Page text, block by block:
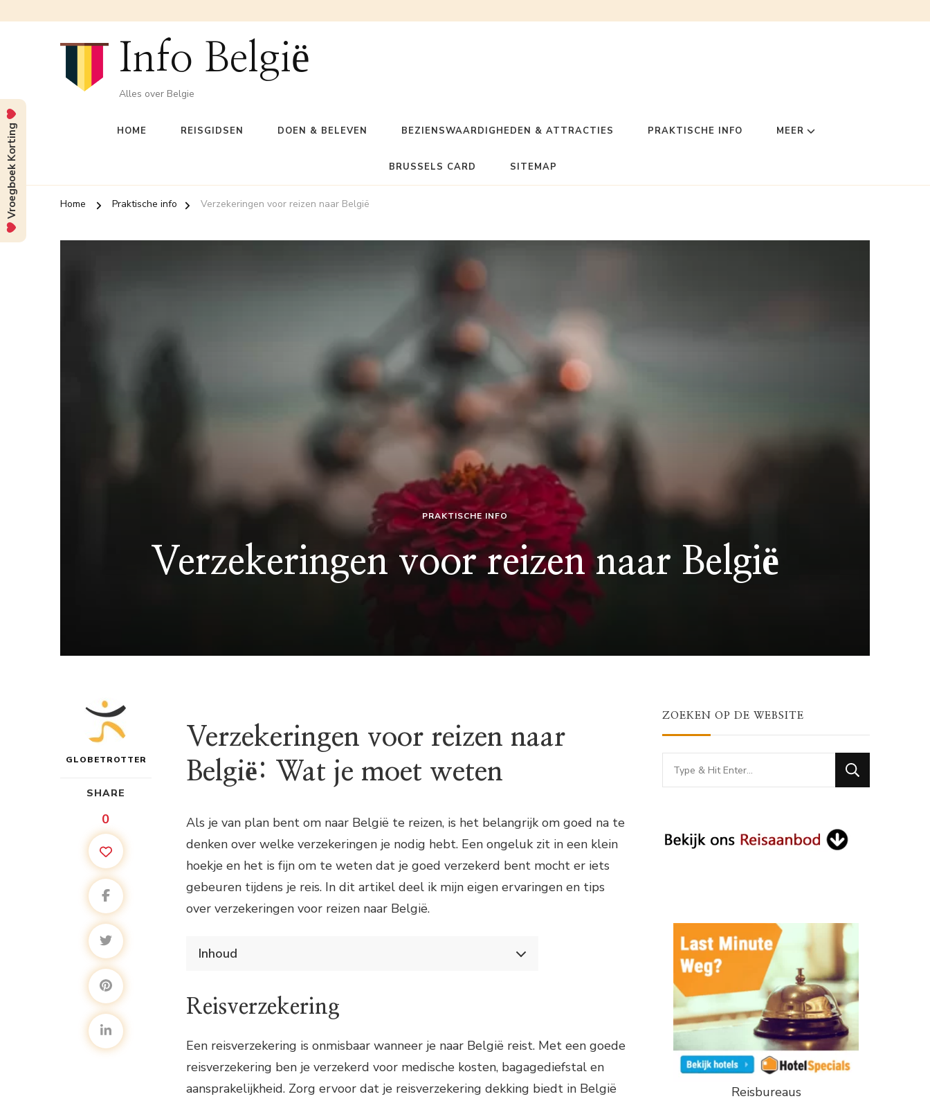
Info België
Alles over Belgie
HOME REISGIDSEN DOEN & BELEVEN BEZIENSWAARDIGHEDEN & ATTRACTIES PRAKTISCHE INFO MEER
BRUSSELS CARD SITEMAP
Home Praktische info Verzekeringen voor reizen naar België
PRAKTISCHE INFO
Verzekeringen voor reizen naar België
GLOBETROTTER
SHARE
0
Verzekeringen voor reizen naar
België: Wat je moet weten
Als je van plan bent om naar België te reizen, is het belangrijk om goed na te
denken over welke verzekeringen je nodig hebt. Een ongeluk zit in een klein
hoekje en het is fijn om te weten dat je goed verzekerd bent mocht er iets
gebeuren tijdens je reis. In dit artikel deel ik mijn eigen ervaringen en tips
over verzekeringen voor reizen naar België.
Inhoud
Reisverzekering
Medische kosten
Annuleringsverzekering
Reisverzekering
Een reisverzekering is onmisbaar wanneer je naar België reist. Met een goede
reisverzekering ben je verzekerd voor medische kosten, bagagediefstal en
aansprakelijkheid. Zorg ervoor dat je reisverzekering dekking biedt in België
ZOEKEN OP DE WEBSITE
Looking
for
Reisbureaus
Vroegboek Korting